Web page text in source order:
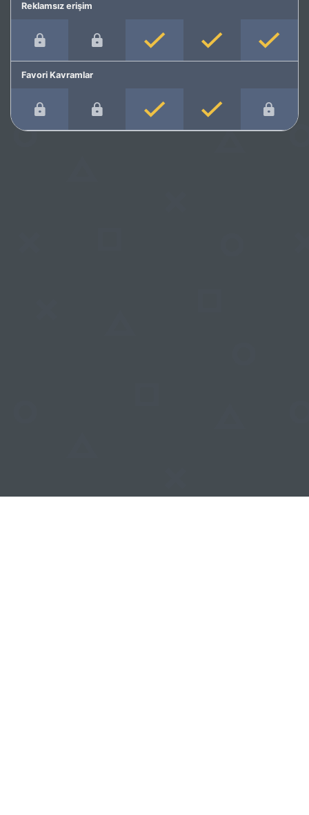
Reklamsız erişim
Favori Kavramlar